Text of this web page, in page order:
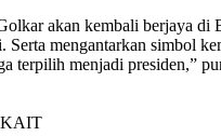
akan kembali berjaya di
Serta mengantarkan simbol
terpilih menjadi presiden,”